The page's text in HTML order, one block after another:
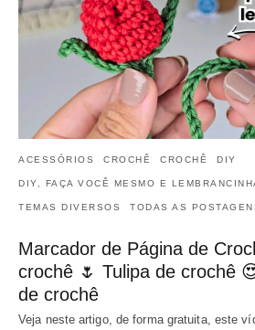
ACESSÓRIOS CROCHÊ CROCHÊ DIY
DIY, FAÇA VOCÊ MESMO E
TEMAS DIVERSOS TODAS AS
Marcador de Página de
crochê 🌷 Tulipa de crochê
de crochê
Veja neste artigo, de forma gratuita, este